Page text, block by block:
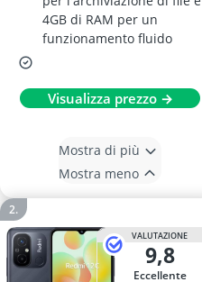
4GB di RAM per un
funzionamento fluido
Visualizza prezzo →
Mostra di più
Mostra meno
VALUTAZIONE
9,8
Eccellente